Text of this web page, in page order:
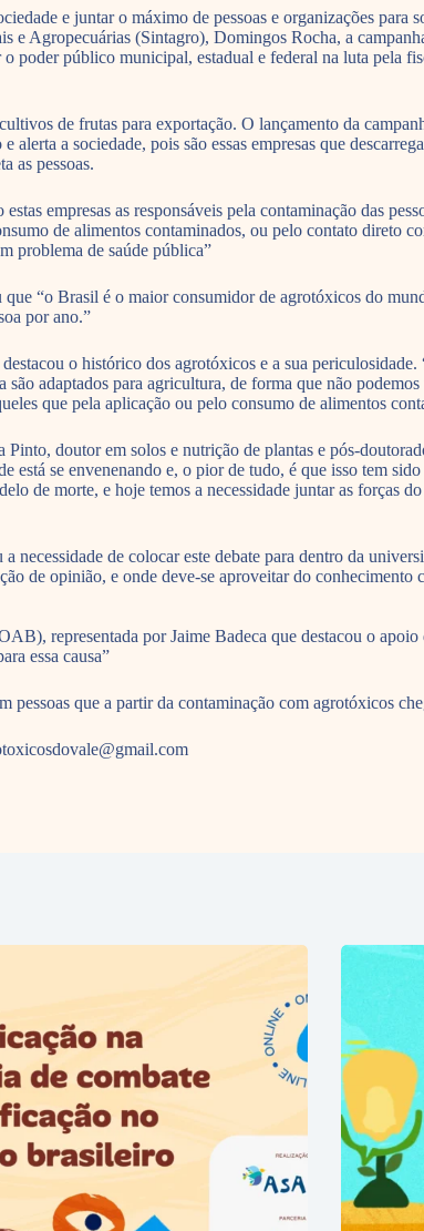
e juntar o máximo de pessoas e organizações
e Agropecuárias (Sintagro), Domingos Rocha, a
poder público municipal, estadual e federal na luta pela
de frutas para exportação. O lançamento da
a sociedade, pois são essas empresas que
as pessoas.
empresas as responsáveis pela contaminação das
de alimentos contaminados, ou pelo contato direto
problema de saúde pública”
“o Brasil é o maior consumidor de agrotóxicos do
por ano.”
o histórico dos agrotóxicos e a sua
adaptados para agricultura, de forma que não
que pela aplicação ou pelo consumo de alimentos
doutor em solos e nutrição de plantas e pós-
está se envenenando e, o pior de tudo, é que isso tem
de morte, e hoje temos a necessidade juntar as forças
de colocar este debate para dentro da
de opinião, e onde deve-se aproveitar do
representada por Jaime Badeca que destacou o
essa causa”
que a partir da contaminação com agrotóxicos